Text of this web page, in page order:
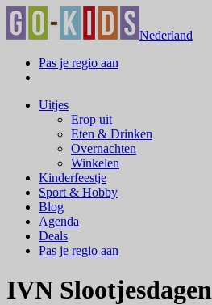
Nederland
Pas je regio aan
Uitjes
Erop uit
Eten & Drinken
Overnachten
Winkelen
Kinderfeestje
Sport & Hobby
Blog
Agenda
Deals
Pas je regio aan
IVN Slootjesdagen